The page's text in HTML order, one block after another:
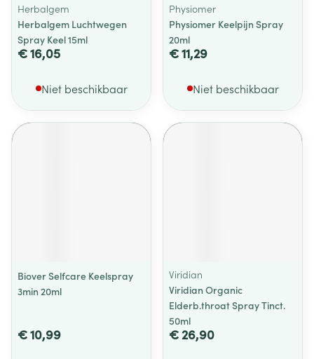
Herbalgem
Herbalgem Luchtwegen
Spray Keel 15ml
€ 16,05
Niet beschikbaar
Physiomer
Physiomer Keelpijn Spray
20ml
€ 11,29
Niet beschikbaar
Biover Selfcare Keelspray
3min 20ml
€ 10,99
Viridian
Viridian Organic
Elderb.throat Spray Tinct.
50ml
€ 26,90